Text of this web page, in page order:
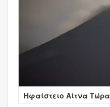
Ηφαίστειο Αίτνα Τώρα